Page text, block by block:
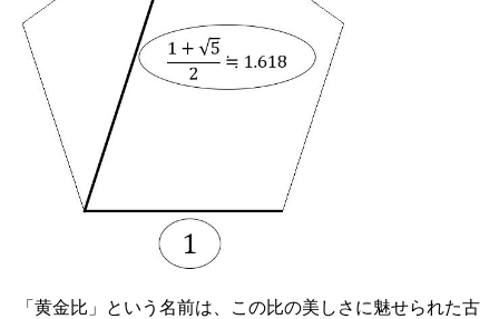
「黄金比」という名前は、この比の美しさに魅せられた古